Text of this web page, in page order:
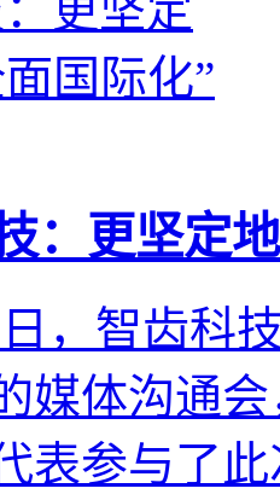
：更坚定
，智齿科
媒体沟通
表参与了